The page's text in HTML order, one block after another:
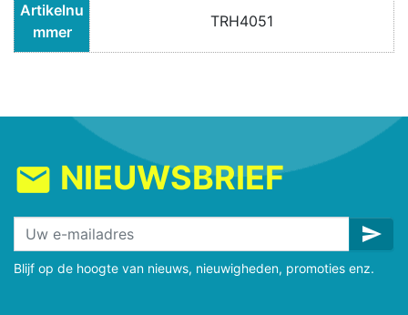
Artikelnu
mmer
TRH4051
mail NIEUWSBRIEF
send
Blijf op de hoogte van nieuws, nieuwigheden, promoties enz.